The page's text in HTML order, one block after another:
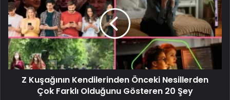
Z Kuşağının Kendilerinden Önceki Nesillerden
Çok Farklı Olduğunu Gösteren 20 Şey